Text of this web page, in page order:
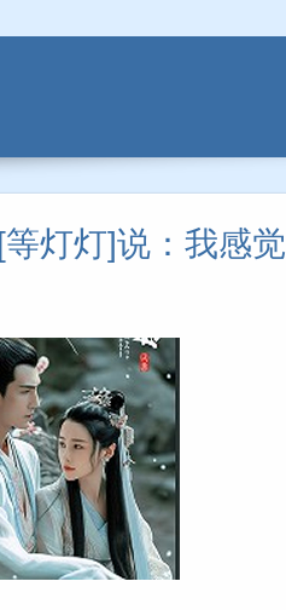
灯灯]说：我感觉